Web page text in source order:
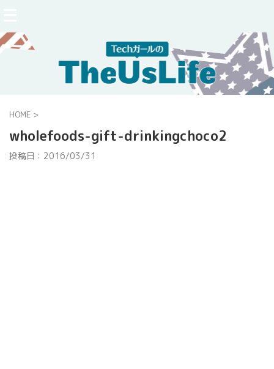
HOME >
wholefoods-gift-drinkingchoco2
投稿日： 2016/03/31